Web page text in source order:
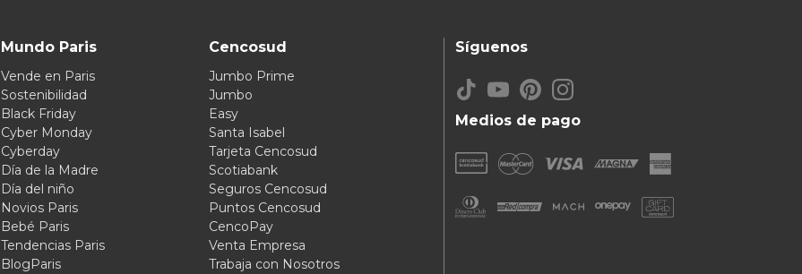
Mundo Paris
Vende en Paris
Sostenibilidad
Black Friday
Cyber Monday
Cyberday
Día de la Madre
Día del niño
Novios Paris
Bebé Paris
Tendencias Paris
BlogParis
Cencosud
Jumbo Prime
Jumbo
Easy
Santa Isabel
Tarjeta Cencosud
Scotiabank
Seguros Cencosud
Puntos Cencosud
CencoPay
Venta Empresa
Trabaja con Nosotros
Medios de pago
Síguenos